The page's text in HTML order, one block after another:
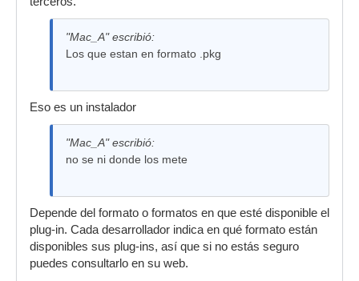
"Mac_A" escribió:
Los que estan en formato .pkg
Eso es un instalador
"Mac_A" escribió:
no se ni donde los mete
Depende del formato o formatos en que esté disponible el
plug-in. Cada desarrollador indica en qué formato están
disponibles sus plug-ins, así que si no estás seguro
puedes consultarlo en su web.